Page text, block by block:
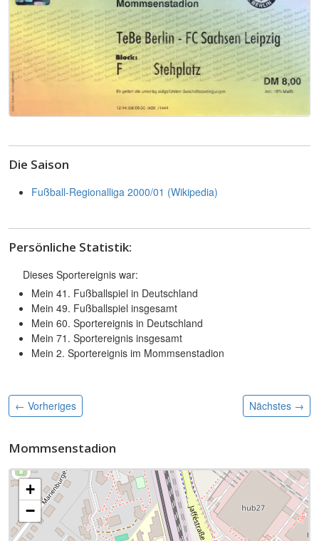
Die Saison
Fußball-Regionalliga 2000/01 (Wikipedia)
Persönliche Statistik:
Dieses Sportereignis war:
Mein 41. Fußballspiel in Deutschland
Mein 49. Fußballspiel insgesamt
Mein 60. Sportereignis in Deutschland
Mein 71. Sportereignis insgesamt
Mein 2. Sportereignis im Mommsenstadion
← Vorheriges Nächstes →
Mommsenstadion
+
−